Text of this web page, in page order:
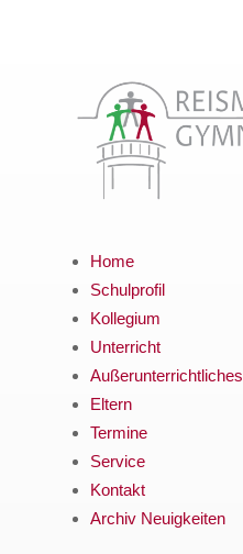
Home
Schulprofil
Kollegium
Unterricht
Außerunterrichtliches
Eltern
Termine
Service
Kontakt
Archiv Neuigkeiten